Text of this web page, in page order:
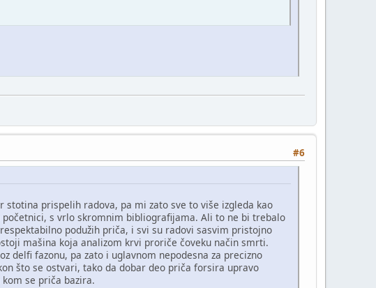
#6
prispelih radova, pa mi zato sve to više izgleda kao
s vrlo skromnim bibliografijama. Ali to ne bi trebalo
podužih priča, i svi su radovi sasvim pristojno
mašina koja analizom krvi proriče čoveku način smrti.
delfi fazonu, pa zato i uglavnom nepodesna za precizno
što se ostvari, tako da dobar deo priča forsira upravo
se priča bazira.